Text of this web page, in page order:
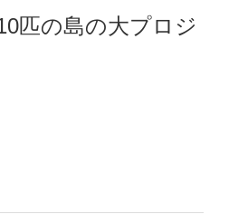
匹の島の大プロジ